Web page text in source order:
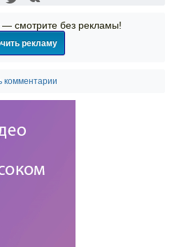
— смотрите без рекламы!
рекламу
комментарии